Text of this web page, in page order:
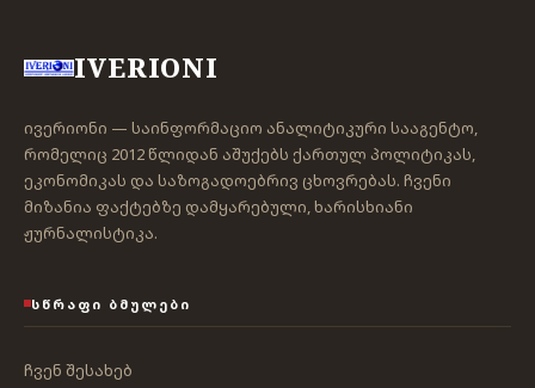
IVERIONI
ივერიონი — საინფორმაციო ანალიტიკური სააგენტო,
რომელიც 2012 წლიდან აშუქებს ქართულ პოლიტიკას,
ეკონომიკას და საზოგადოებრივ ცხოვრებას. ჩვენი
მიზანია ფაქტებზე დამყარებული, ხარისხიანი
ჟურნალისტიკა.
ᲡᲬᲠᲐᲤᲘ ᲑᲛᲣᲚᲔᲑᲘ
ჩვენ შესახებ